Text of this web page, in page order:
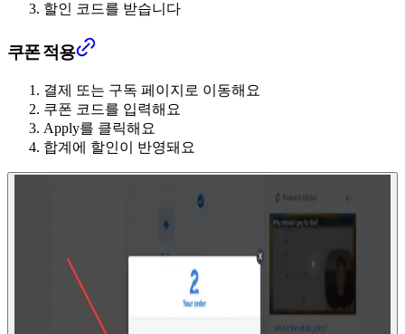
할인 코드를 받습니다
쿠폰 적용
결제 또는 구독 페이지로 이동해요
쿠폰 코드를 입력해요
Apply를 클릭해요
합계에 할인이 반영돼요